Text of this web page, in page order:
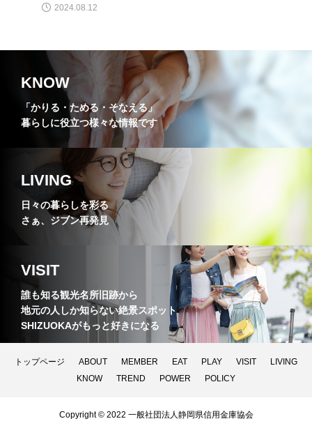
2024.08.12
KNOW
「かりる・ためる・そなえる」
暮らしに役立つ様々な情報です
LIVING
日々の暮らしを彩る
さぁ、ジブン再発見
VISIT
誰も知る観光名所旧跡から
地元の人しか知らない絶景スポット
SHIZUOKAがもっと好きになる
トップページ ABOUT MEMBER EAT PLAY VISIT
LIVING
KNOW
TREND POWER POLICY
Copyright © 2022 一般社団法人静岡県信用金庫協会